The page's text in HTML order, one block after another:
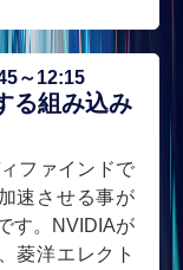
～12:15
る組み込み
ファインドで
速させる事が
す。NVIDIAが
菱洋エレクト